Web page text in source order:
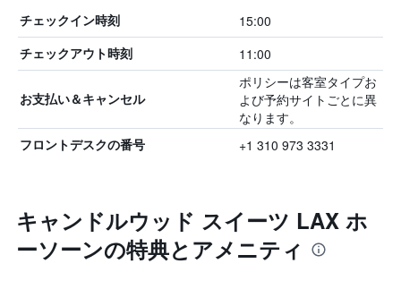
チェックイン時刻 15:00
チェックアウト時刻 11:00
お支払い＆キャンセル
ポリシーは客室タイプお
よび予約サイトごとに異
なります。
フロントデスクの番号 +1 310 973 3331
キャンドルウッド スイーツ LAX ホ
ーソーンの特典とアメニティ